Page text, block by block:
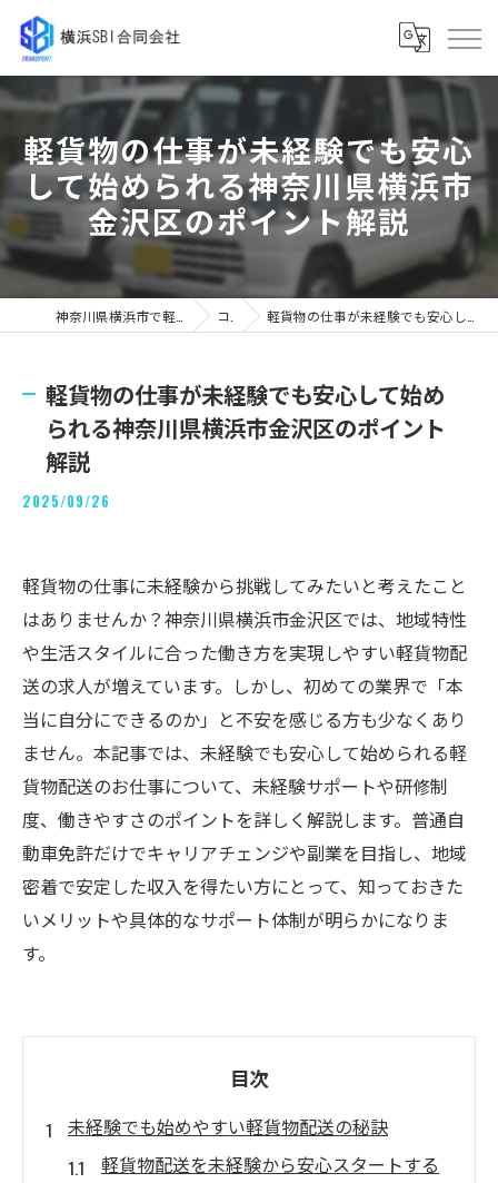
軽貨物の仕事が未経験でも安心
して始められる神奈川県横浜市
金沢区のポイント解説
コラム 軽貨物の仕事が未経験でも安心して始められる神奈川県横浜市金沢区のポイント解説
軽貨物の仕事が未経験でも安心して始め
られる神奈川県横浜市金沢区のポイント
解説
2025/09/26
軽貨物の仕事に未経験から挑戦してみたいと考えたこと
はありませんか？神奈川県横浜市金沢区では、地域特性
や生活スタイルに合った働き方を実現しやすい軽貨物配
送の求人が増えています。しかし、初めての業界で「本
当に自分にできるのか」と不安を感じる方も少なくあり
ません。本記事では、未経験でも安心して始められる軽
貨物配送のお仕事について、未経験サポートや研修制
度、働きやすさのポイントを詳しく解説します。普通自
動車免許だけでキャリアチェンジや副業を目指し、地域
密着で安定した収入を得たい方にとって、知っておきた
いメリットや具体的なサポート体制が明らかになりま
す。
目次
未経験でも始めやすい軽貨物配送の秘訣
軽貨物配送を未経験から安心スタートする